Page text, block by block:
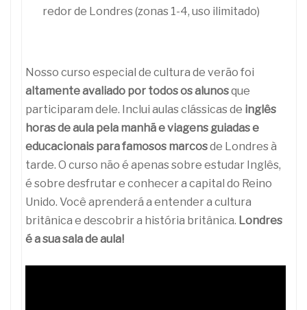
redor de Londres (zonas 1-4, uso ilimitado)
Nosso curso especial de cultura de verão foi
altamente avaliado por todos os alunosque
participaram dele. Inclui aulas clássicas de inglês
horas de aula pela manhã e viagens guiadas e
educacionais para famosos marcosde Londres à
tarde. O curso não é apenas sobre estudar Inglês,
é sobre desfrutar e conhecer a capital do Reino
Unido. Você aprenderá a entender a cultura
britânica e descobrir a história britânica. Londres
é a sua sala de aula!